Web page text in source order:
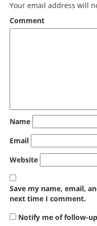
Your email address will
Comment
Name
Email
Website
Save my name, email,
next time I comment.
Notify me of follow-